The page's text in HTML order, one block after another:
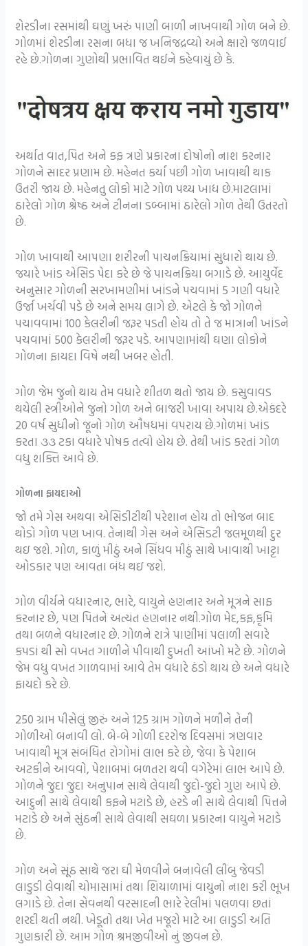
શેરડીના રસમાંથી ઘણું ખરું પાણી બાળી નાખવાથી ગોળ બને છે.
ગોળમાં શેરડીના રસના બધા જ ખનિજદ્રવ્યો અને ક્ષારો જળવાઈ
રહે છે.ગોળના ગુણોથી પ્રભાવિત થઈને કહેવાયું છે કે.
અર્થાત વાત,પિત અને કફ ત્રણે પ્રકારના દોષોનો નાશ કરનાર
ગોળને સાદર પ્રણામ છે. મહેનત કર્યા પછી ગોળ ખાવાથી થાક
ઉતરી જાય છે. મહેનતુ લોકો માટે ગોળ પથ્ય ખાદ્ય છે.માટલામાં
ઠારેલો ગોળ શ્રેષ્ઠ અને ટીનના ડબ્બામાં ઠારેલો ગોળ તેથી ઉતરતો
છે.
ગોળ ખાવાથી આપણા શરીરની પાચનક્રિયામાં સુધારો થાય છે.
જયારે ખાંડ એસિડ પેદા કરે છે જે પાચનક્રિયા બગાડે છે. આયુર્વેદ
અનુસાર ગોળની સરખામણીમાં ખાંડને પચવામાં 5 ગણી વધારે
ઉર્જા ખર્ચવી પડે છે અને સમય લાગે છે. એટલે કે જો ગોળને
પચાવવામાં 100 કેલરીની જરૂર પડતી હોય તો તે જ માત્રાની ખાંડને
પચવામાં 500 કેલરીની જરૂર પડે. આપણામાંથી ઘણા લોકોને
ગોળના ફાયદા વિષે નથી ખબર હોતી.
ગોળ જેમ જુનો થાય તેમ વધારે શીતળ થતો જાય છે. કસુવાવડ
થયેલી સ્ત્રીઓને જુનો ગોળ અને બાજરી ખાવા અપાય છે.એકંદરે
20 વર્ષ સુધીનો જૂનો ગોળ ઔષધમાં વપરાય છે.ગોળમાં ખાંડ
કરતા ૩૩ ટકા વધારે પોષક તત્વો હોય છે. તેથી ખાંડ કરતાં ગોળ
વધુ શક્તિ આવે છે.
ગોળના ફાયદાઓ
જો તમે ગેસ અથવા એસિડીટીથી પરેશાન હોય તો ભોજન બાદ
થોડો ગોળ પણ ખાવ. તેનાથી ગેસ અને એસિડટી જલમૂળથી દુર
થઇ જશે. ગોળ, કાળું મીઠું અને સિંધવ મીઠું સાથે ખાવાથી ખાટ્ટા
ઓડકાર પણ આવતા બંધ થઇ જશે.
ગોળ વીર્યને વધારનાર, ભારે, વાયુને હણનાર અને મૂત્રને સાફ
કરનાર છે, પણ પિતને અત્યંત હણનાર નથી.ગોળ મેદ,કફ,કૃમિ
તથા બળને વધારનાર છે. ગોળને રાત્રે પાણીમાં પલાળી સવારે
કપડાં થી સો વખત ગાળીને પીવાથી દુખતી આંખો મટે છે. ગોળને
જેમ વધુ વખત ગાળવામાં આવે તેમ વધારે ઠંડો થાય છે અને વધારે
ફાયદો કરે છે.
250 ગ્રામ પીસેલું જીરું અને 125 ગ્રામ ગોળને મળીને તેની
ગોળીઓ બનાવી લો. બે-બે ગોળી દરરોજ દિવસમાં ત્રણવાર
ખાવાથી મૂત્ર સંબંધિત રોગોમાં લાભ કરે છે, જેવા કે પેશાબ
અટકીને આવવો, પેશાબમાં બળતરા થવી વગેરેમાં લાભ આપે છે.
ગોળને જુદા જુદા અનુપાન સાથે લેવાથી જુદો-જુદો ગુણ આપે છે.
આદુની સાથે લેવાથી કફને મટાડે છે, હરડે ની સાથે લેવાથી પિત્તને
મટાડે છે અને સુંઠની સાથે લેવાથી સઘળા પ્રકારના વાયુને મટાડે
છે.
ગોળ અને સૂંઠ સાથે જરા ઘી મેળવીને બનાવેલી લીંબુ જેવડી
લાડુડી લેવાથી ચોમાસામાં તથા શિયાળામાં વાયુનો નાશ કરી ભૂખ
લગાડે છે. તેના સેવનથી વરસાદની ભારે રેલીમાં પલળવા છતાં
શરદી થતી નથી. ખેડૂતો તથા ખેત મજૂરો માટે આ લાડુડી અતિ
ગુણકારી છે. આમ ગોળ શ્રમજીવીઓ નું જીવન છે.